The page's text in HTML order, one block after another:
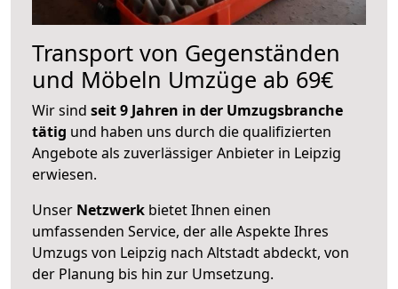
Transport von Gegenständen
und Möbeln Umzüge ab 69€
Wir sind seit 9 Jahren in der Umzugsbranche
tätig und haben uns durch die qualifizierten
Angebote als zuverlässiger Anbieter in Leipzig
erwiesen.
Unser Netzwerk bietet Ihnen einen
umfassenden Service, der alle Aspekte Ihres
Umzugs von Leipzig nach Altstadt abdeckt, von
der Planung bis hin zur Umsetzung.